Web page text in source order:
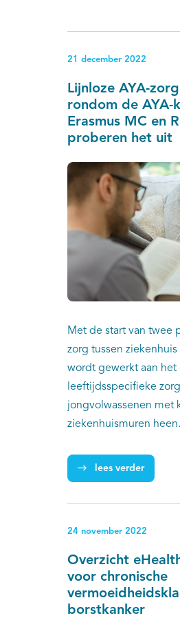
ziekenhuis met elkaar
21 december 2022
Lijnloze AYA-
rondom de AYA-
Erasmus MC en
proberen het uit
Met de start van twee
zorg tussen
wordt gewerkt aan het
leeftijdsspecifieke
jongvolwassenen met
ziekenhuismuren
Erasmus MC en
leeftijdsspecifieke
lijn.
lees verder
24 november 2022
Overzicht
voor chronische
borstkanker